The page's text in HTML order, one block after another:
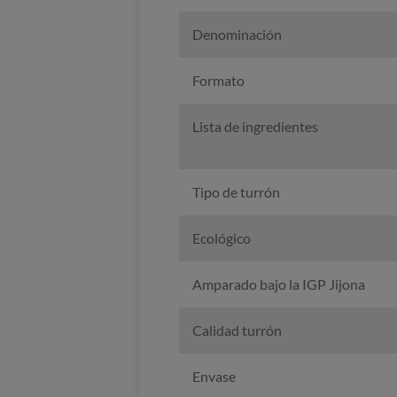
Denominación
Formato
Lista de ingredientes
Tipo de turrón
Ecológico
Amparado bajo la IGP Jijona
Calidad turrón
Envase